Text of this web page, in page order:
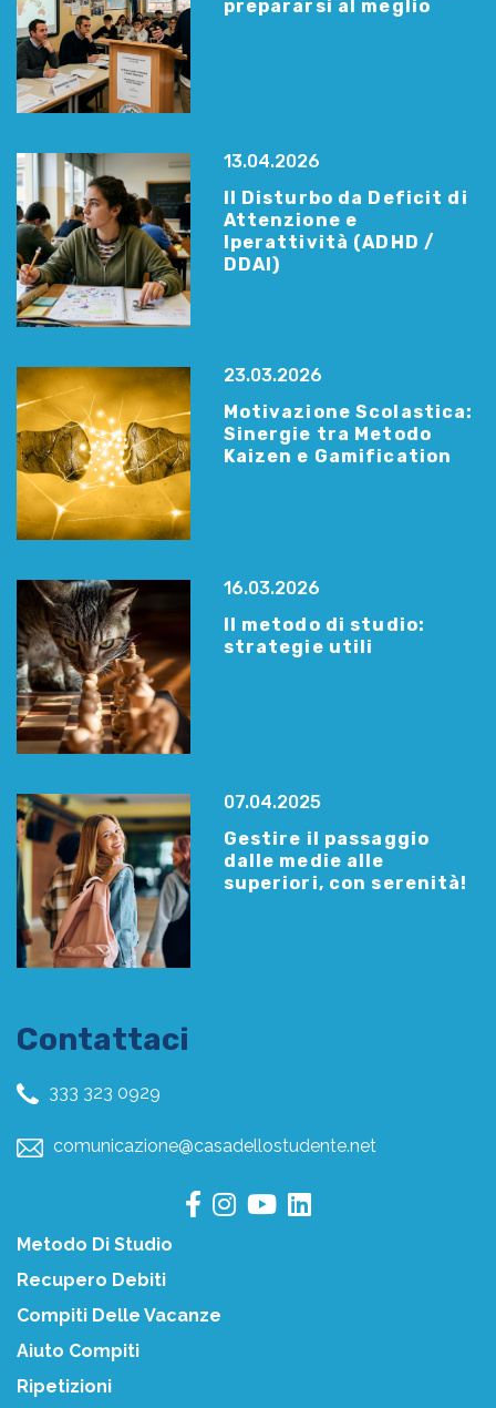
prepararsi al meglio
13.04.2026
Il Disturbo da Deficit di
Attenzione e
Iperattività (ADHD /
DDAI)
23.03.2026
Motivazione Scolastica:
Sinergie tra Metodo
Kaizen e Gamification
16.03.2026
Il metodo di studio:
strategie utili
07.04.2025
Gestire il passaggio
dalle medie alle
superiori, con serenità!
Contattaci
333 323 0929
comunicazione@casadellostudente.net
Metodo Di Studio
Recupero Debiti
Compiti Delle Vacanze
Aiuto Compiti
Ripetizioni